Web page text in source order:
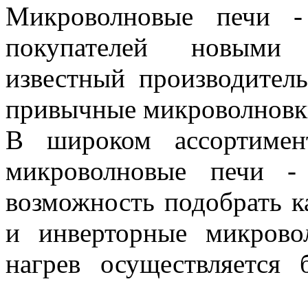
Микроволновые печи
покупателей новыми
известный
привычные
В широком
микроволновые печи
возможность подобрать
и инверторные
нагрев